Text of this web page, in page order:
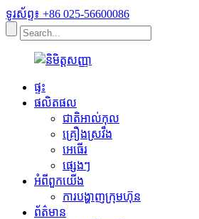
ទូរស័ព្ទ៖ +86 025-56600086
ផ្ទះ
ផលិតផល
ជាតិអាល់កុល
គ្រឿងស្រវឹង
អេធើរ
ផ្សេងៗ
អំពីពួកយើង
ការបង្ហាញក្រុមហ៊ុន
ព័ត៌មាន